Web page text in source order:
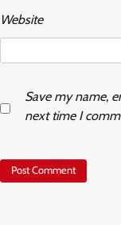
Website
Save my name,
next time I